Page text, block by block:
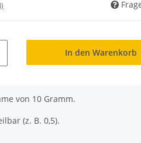
In den Warenkorb
von 10 Gramm.
(z. B. 0,5).